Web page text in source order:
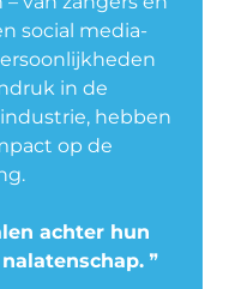
social media-
in de
hebben
op de
achter hun
❞